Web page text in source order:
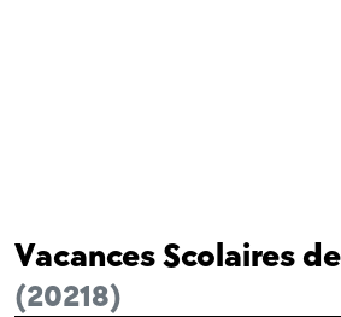
Vacances Scolaires
(20218)